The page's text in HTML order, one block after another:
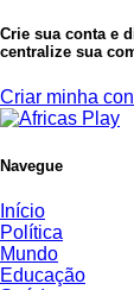
Crie sua conta e
centralize sua
Criar minha
Navegue
Início
Política
Mundo
Educação